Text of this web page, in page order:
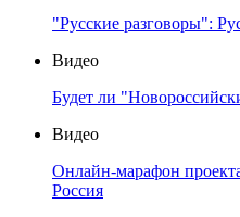
"Русские разговоры":
Видео
Будет ли
Видео
Онлайн-марафон
Россия